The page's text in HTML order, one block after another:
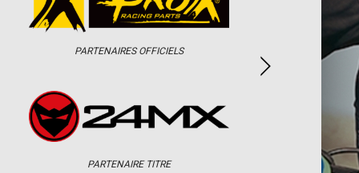
PARTENAIRES OFFICIELS
PARTENAIRE TITRE